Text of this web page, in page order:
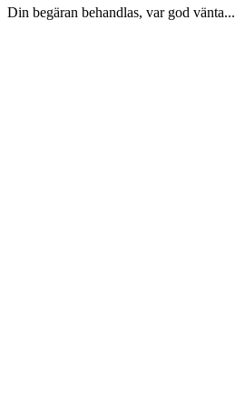
Din begäran behandlas, var god vänta...